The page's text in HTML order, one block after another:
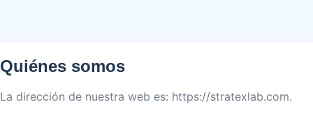
Quiénes somos
La dirección de nuestra web es: https://stratexlab.com.